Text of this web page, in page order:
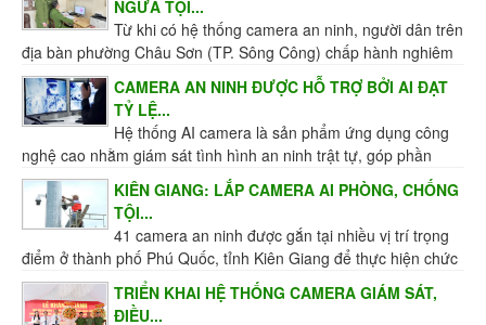
NGỪA TỘI...
Từ khi có hệ thống camera an ninh, người dân trên
địa bàn phường Châu Sơn (TP. Sông Công) chấp hành nghiêm
túc hơn Luật Giao thông đường bộ, giữ gìn...
CAMERA AN NINH ĐƯỢC HỖ TRỢ BỞI AI ĐẠT
TỶ LỆ...
Hệ thống AI camera là sản phẩm ứng dụng công
nghệ cao nhằm giám sát tình hình an ninh trật tự, góp phần
không nhỏ trong công tác ngăn chặn, đẩy lùi...
KIÊN GIANG: LẮP CAMERA AI PHÒNG, CHỐNG
TỘI...
41 camera an ninh được gắn tại nhiều vị trí trọng
điểm ở thành phố Phú Quốc, tỉnh Kiên Giang để thực hiện chức
năng giám sát tình hình an ninh trật tự...
TRIỂN KHAI HỆ THỐNG CAMERA GIÁM SÁT,
ĐIỀU...